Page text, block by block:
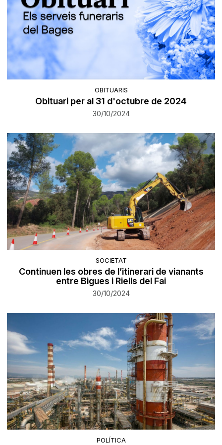
OBITUARIS
Obituari per al 31 d'octubre de 2024
30/10/2024
SOCIETAT
Continuen les obres de l’itinerari de vianants
entre Bigues i Riells del Fai
30/10/2024
POLÍTICA